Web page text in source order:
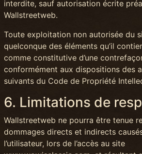
interdite, sauf autorisation écrite
Wallstreetweb.
Toute exploitation non autorisée du
quelconque des éléments qu’il
comme constitutive d’une
conformément aux dispositions des
suivants du Code de Propriété
6. Limitations de
Wallstreetweb ne pourra être tenue
dommages directs et indirects
l’utilisateur, lors de l’accès au site